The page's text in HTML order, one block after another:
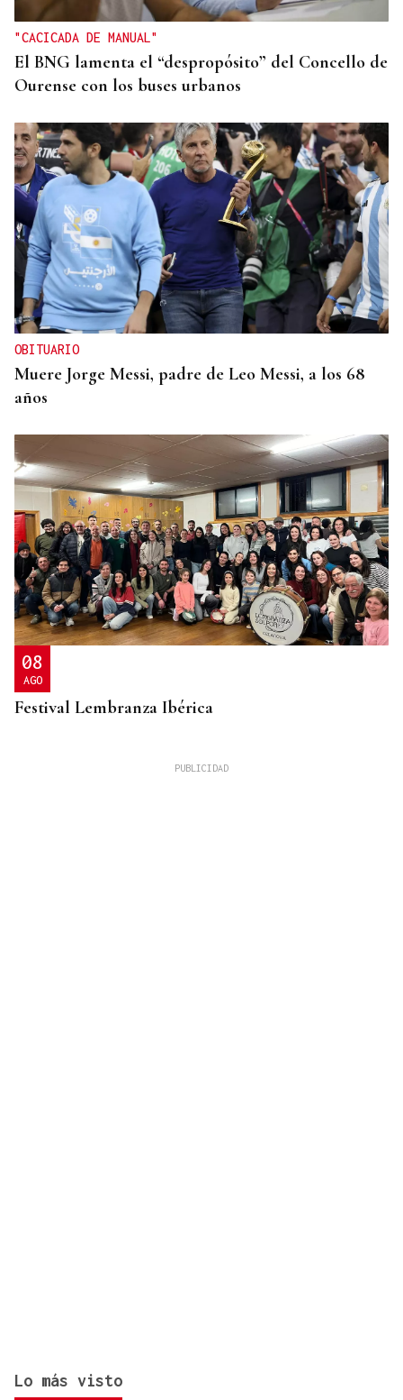
"CACICADA DE MANUAL"
El BNG lamenta el “despropósito” del Concello de
Ourense con los buses urbanos
OBITUARIO
Muere Jorge Messi, padre de Leo Messi, a los 68
años
08
AGO
Festival Lembranza Ibérica
Lo más visto